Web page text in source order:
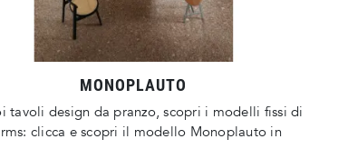
MONOPLAUTO
tavoli design da pranzo, scopri i modelli fissi di
clicca e scopri il modello Monoplauto in